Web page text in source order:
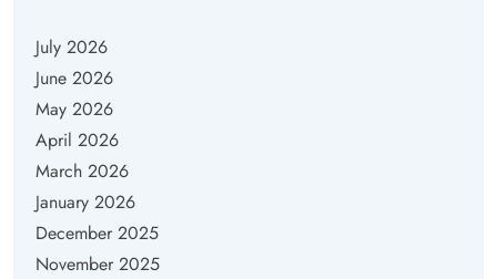
July 2026
June 2026
May 2026
April 2026
March 2026
January 2026
December 2025
November 2025